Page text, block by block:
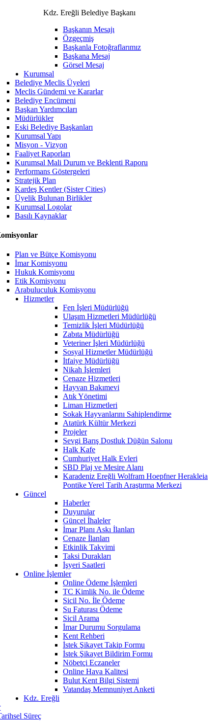
Kdz. Ereğli Belediye Başkanı
Başkanın Mesajı
Özgeçmiş
Başkanla Fotoğraflarımız
Başkana Mesaj
Görsel Mesaj
Kurumsal
Belediye Meclis Üyeleri
Meclis Gündemi ve Kararlar
Belediye Encümeni
Başkan Yardımcıları
Müdürlükler
Eski Belediye Başkanları
Kurumsal Yapı
Misyon - Vizyon
Faaliyet Raporları
Kurumsal Mali Durum ve Beklenti Raporu
Performans Göstergeleri
Stratejik Plan
Kardeş Kentler (Sister Cities)
Üyelik Bulunan Birlikler
Kurumsal Logolar
Basılı Kaynaklar
Plan ve Bütçe Komisyonu
İmar Komisyonu
Hukuk Komisyonu
Etik Komisyonu
Arabuluculuk Komisyonu
Hizmetler
Fen İşleri Müdürlüğü
Ulaşım Hizmetleri Müdürlüğü
Temizlik İşleri Müdürlüğü
Zabıta Müdürlüğü
Veteriner İşleri Müdürlüğü
Sosyal Hizmetler Müdürlüğü
İtfaiye Müdürlüğü
Nikah İşlemleri
Cenaze Hizmetleri
Hayvan Bakımevi
Atık Yönetimi
Liman Hizmetleri
Sokak Hayvanlarını Sahiplendirme
Atatürk Kültür Merkezi
Projeler
Sevgi Barış Dostluk Düğün Salonu
Halk Kafe
Cumhuriyet Halk Evleri
SBD Plaj ve Mesire Alanı
Karadeniz Ereğli Wolfram Hoepfner Herakleia
Pontike Yerel Tarih Araştırma Merkezi
Güncel
Haberler
Duyurular
Güncel İhaleler
İmar Planı Askı İlanları
Cenaze İlanları
Etkinlik Takvimi
Taksi Durakları
İşyeri Saatleri
Online İşlemler
Online Ödeme İşlemleri
TC Kimlik No. ile Ödeme
Sicil No. İle Ödeme
Su Faturası Ödeme
Sicil Arama
İmar Durumu Sorgulama
Kent Rehberi
İstek Şikayet Takip Formu
İstek Şikayet Bildirim Formu
Nöbetçi Eczaneler
Online Hava Kalitesi
Bulut Kent Bilgi Sistemi
Vatandaş Memnuniyet Anketi
Kdz. Ereğli
Süreç